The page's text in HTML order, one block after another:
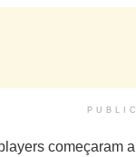
começaram